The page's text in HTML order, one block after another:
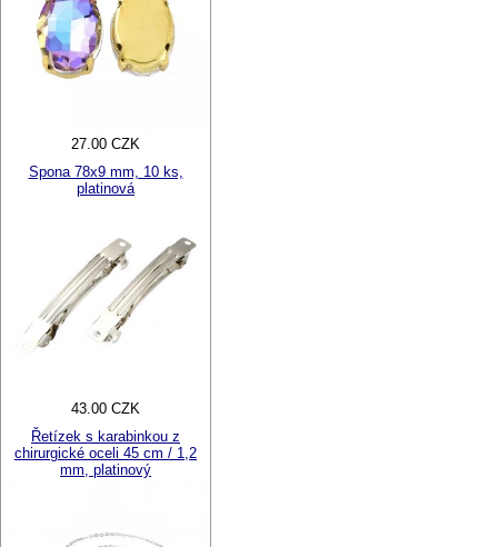
27.00 CZK
Spona 78x9 mm, 10 ks,
platinová
43.00 CZK
Řetízek s karabinkou z
chirurgické oceli 45 cm / 1,2
mm, platinový